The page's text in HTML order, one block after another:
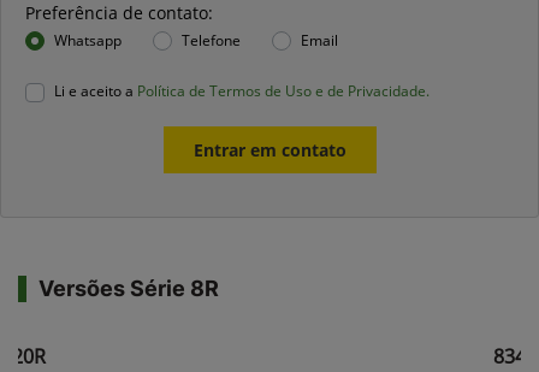
Preferência de contato:
Whatsapp Telefone Email
Li e aceito a Política de Termos de Uso e de Privacidade.
Entrar em contato
Versões Série 8R